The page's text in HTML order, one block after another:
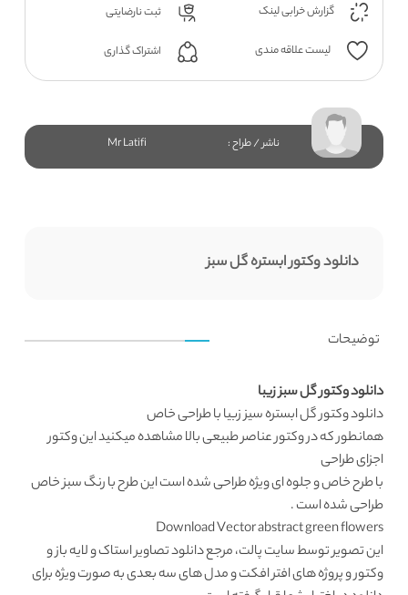
گزارش خرابی لینک
ثبت نارضایتی
لیست علاقه مندی اشتراک گذاری
ناشر / طراح : Mr Latifi
دانلود وکتور ابستره گل سبز
توضیحات
دانلود وکتور گل سبز زیبا
دانلود وکتورگل ابستره سیز زبیا با طراحی خاص
همانطور که دروکتور عناصر طبیعیبالا مشاهده میکنید اینوکتور
اجزای طراحی
با طرح خاص و جلوه ای ویژه طراحی شده است این طرح با رنگ سبز خاص
طراحی شده است .
Download Vector abstract green flowers
این تصویر توسطسایت پالت، مرجع دانلود تصاویر استاک و لایه باز و
وکتور و پروژه های افتر افکت و مدل های سه بعدی به صورت ویژه برای